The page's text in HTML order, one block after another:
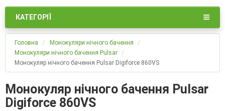
КАТЕГОРІЇ
Головна
Монокуляри нічного бачення
Монокуляри нічного бачення Pulsar
Монокуляр нічного бачення Pulsar Digiforce 860VS
Монокуляр нічного бачення Pulsar
Digiforce 860VS